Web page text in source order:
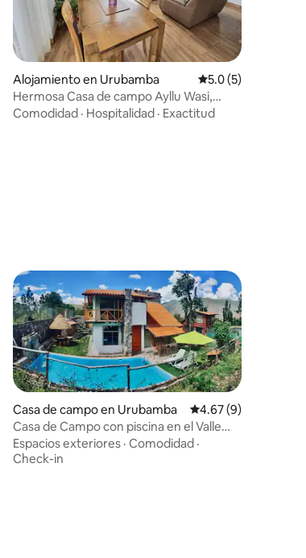
promedio: 5.0 de 5, 12 reseñas
Alojamiento en Urubamba Calificación
5.0 (5)
Hermosa Casa de campo Ayllu Wasi,
Urubamba, Cusco.
Comodidad · Hospitalidad · Exactitud
promedio: 4.64 de 5, 28 reseñas
Casa de campo en Urubamba Calificación
4.67 (9)
Casa de Campo con piscina en el Valle
Sagrado
Espacios exteriores · Comodidad ·
Check-in